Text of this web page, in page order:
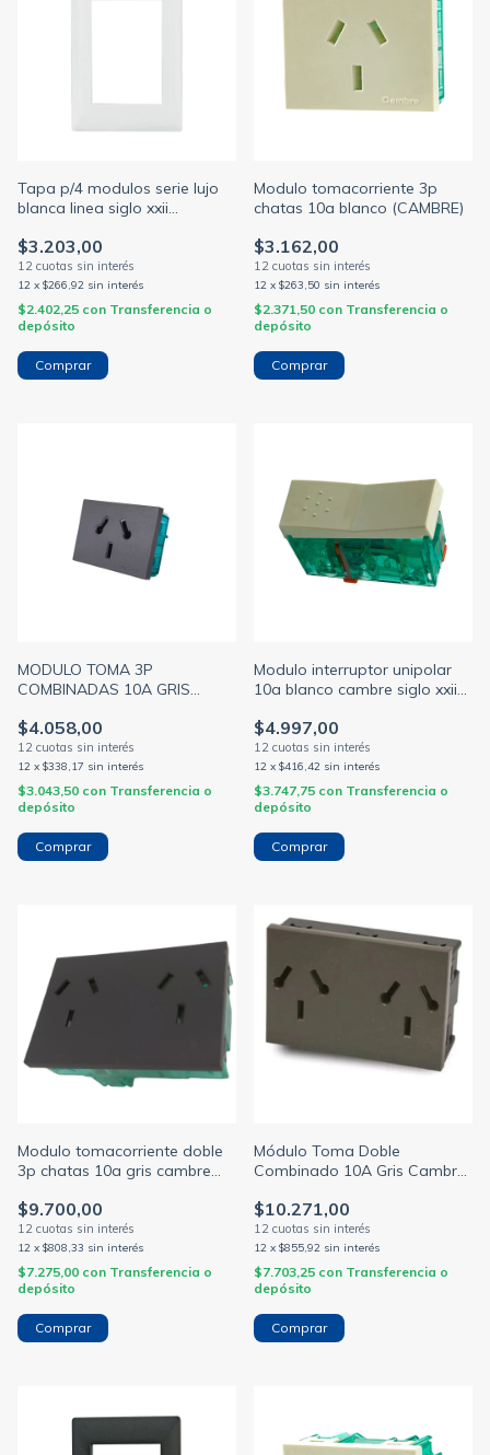
Tapa p/4 modulos serie lujo
blanca linea siglo xxii
$3.203,00
12 x $266,92 sin interés
$2.402,25 con Transferencia o
depósito
Modulo tomacorriente 3p
chatas 10a blanco (CAMBRE)
$3.162,00
12 x $263,50 sin interés
$2.371,50 con Transferencia o
depósito
MODULO TOMA 3P
COMBINADAS 10A GRIS
$4.058,00
12 x $338,17 sin interés
$3.043,50 con Transferencia o
depósito
Modulo interruptor unipolar
10a blanco cambre siglo xxii
$4.997,00
12 x $416,42 sin interés
$3.747,75 con Transferencia o
depósito
Modulo tomacorriente doble
3p chatas 10a gris cambre
$9.700,00
12 x $808,33 sin interés
$7.275,00 con Transferencia o
depósito
Módulo Toma Doble
Combinado 10A Gris Cambre
$10.271,00
12 x $855,92 sin interés
$7.703,25 con Transferencia o
depósito